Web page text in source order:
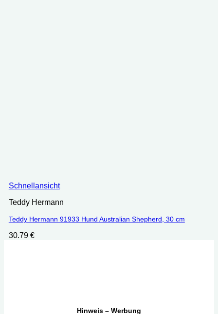
Schnellansicht
Teddy Hermann
Teddy Hermann 91933 Hund Australian Shepherd, 30 cm
30.79 €
Hinweis – Werbung